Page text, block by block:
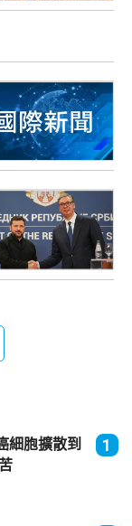
細胞擴散到
苦
1